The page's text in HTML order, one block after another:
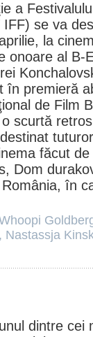
a
IFF) se va
la
onoare al B-
în premieră
de Film
scurtă
făcut de
Dom
în
, Nastassja
dintre cei